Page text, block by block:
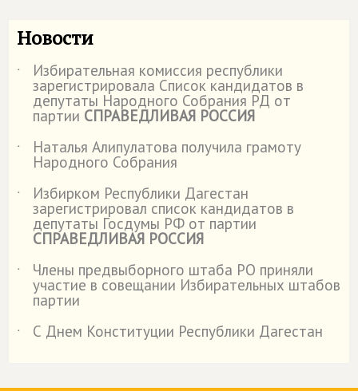
Новости
˙ Избирательная комиссия республики
зарегистрировала Список кандидатов в
депутаты Народного Собрания РД от
партии СПРАВЕДЛИВАЯ РОССИЯ
˙
Наталья Алипулатова получила грамоту
Народного Собрания
˙
Избирком Республики Дагестан
зарегистрировал список кандидатов в
депутаты Госдумы РФ от партии
СПРАВЕДЛИВАЯ РОССИЯ
˙
Члены предвыборного штаба РО приняли
участие в совещании Избирательных штабов
партии
˙
С Днем Конституции Республики Дагестан